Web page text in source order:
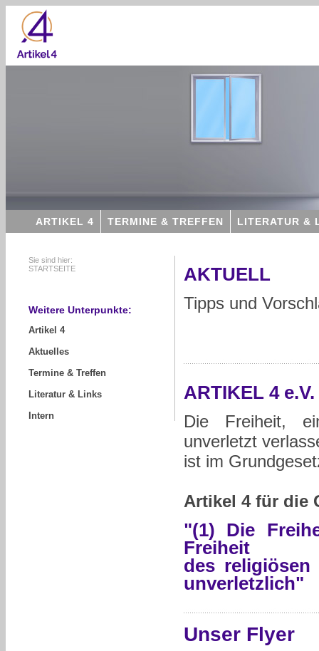
ARTIKEL 4 TERMINE & TREFFEN LITERATUR &
Sie sind hier:
STARTSEITE
Weitere Unterpunkte:
Artikel 4
Aktuelles
Termine & Treffen
Literatur & Links
Intern
AKTUELL
Tipps und
ARTIKEL 4 e.V.
Die Freiheit,
unverletzt
ist im
Artikel 4 für die
"(1) Die
Freiheit
des religiösen
unverletzlich"
Unser Flyer